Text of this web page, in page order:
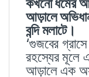
কখনো ধর্মের
আড়ালে
বন্দি মলাটে।
‘গুজবের
রহস্যের মূলে
আড়ালে এক